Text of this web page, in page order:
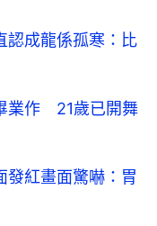
成龍係孤寒：比
業作 21歲已開舞
紅畫面驚嚇：胃